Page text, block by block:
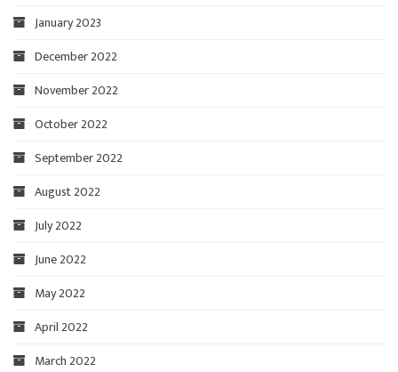
January 2023
December 2022
November 2022
October 2022
September 2022
August 2022
July 2022
June 2022
May 2022
April 2022
March 2022